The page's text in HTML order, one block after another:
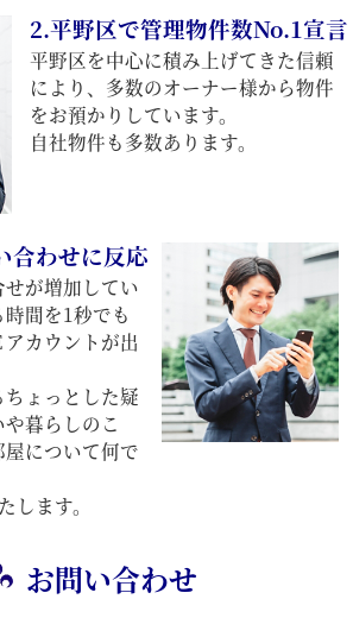
2.平野区で管理物件数No.1宣言
平野区を中心に積み上げてきた信頼
により、多数のオーナー様から物件
をお預かりしています。
自社物件も多数あります。
合わせに反応
が増加してい
間を1秒でも
カウントが出
ょっとした疑
暮らしのこ
について何で
します。
お問い合わせ